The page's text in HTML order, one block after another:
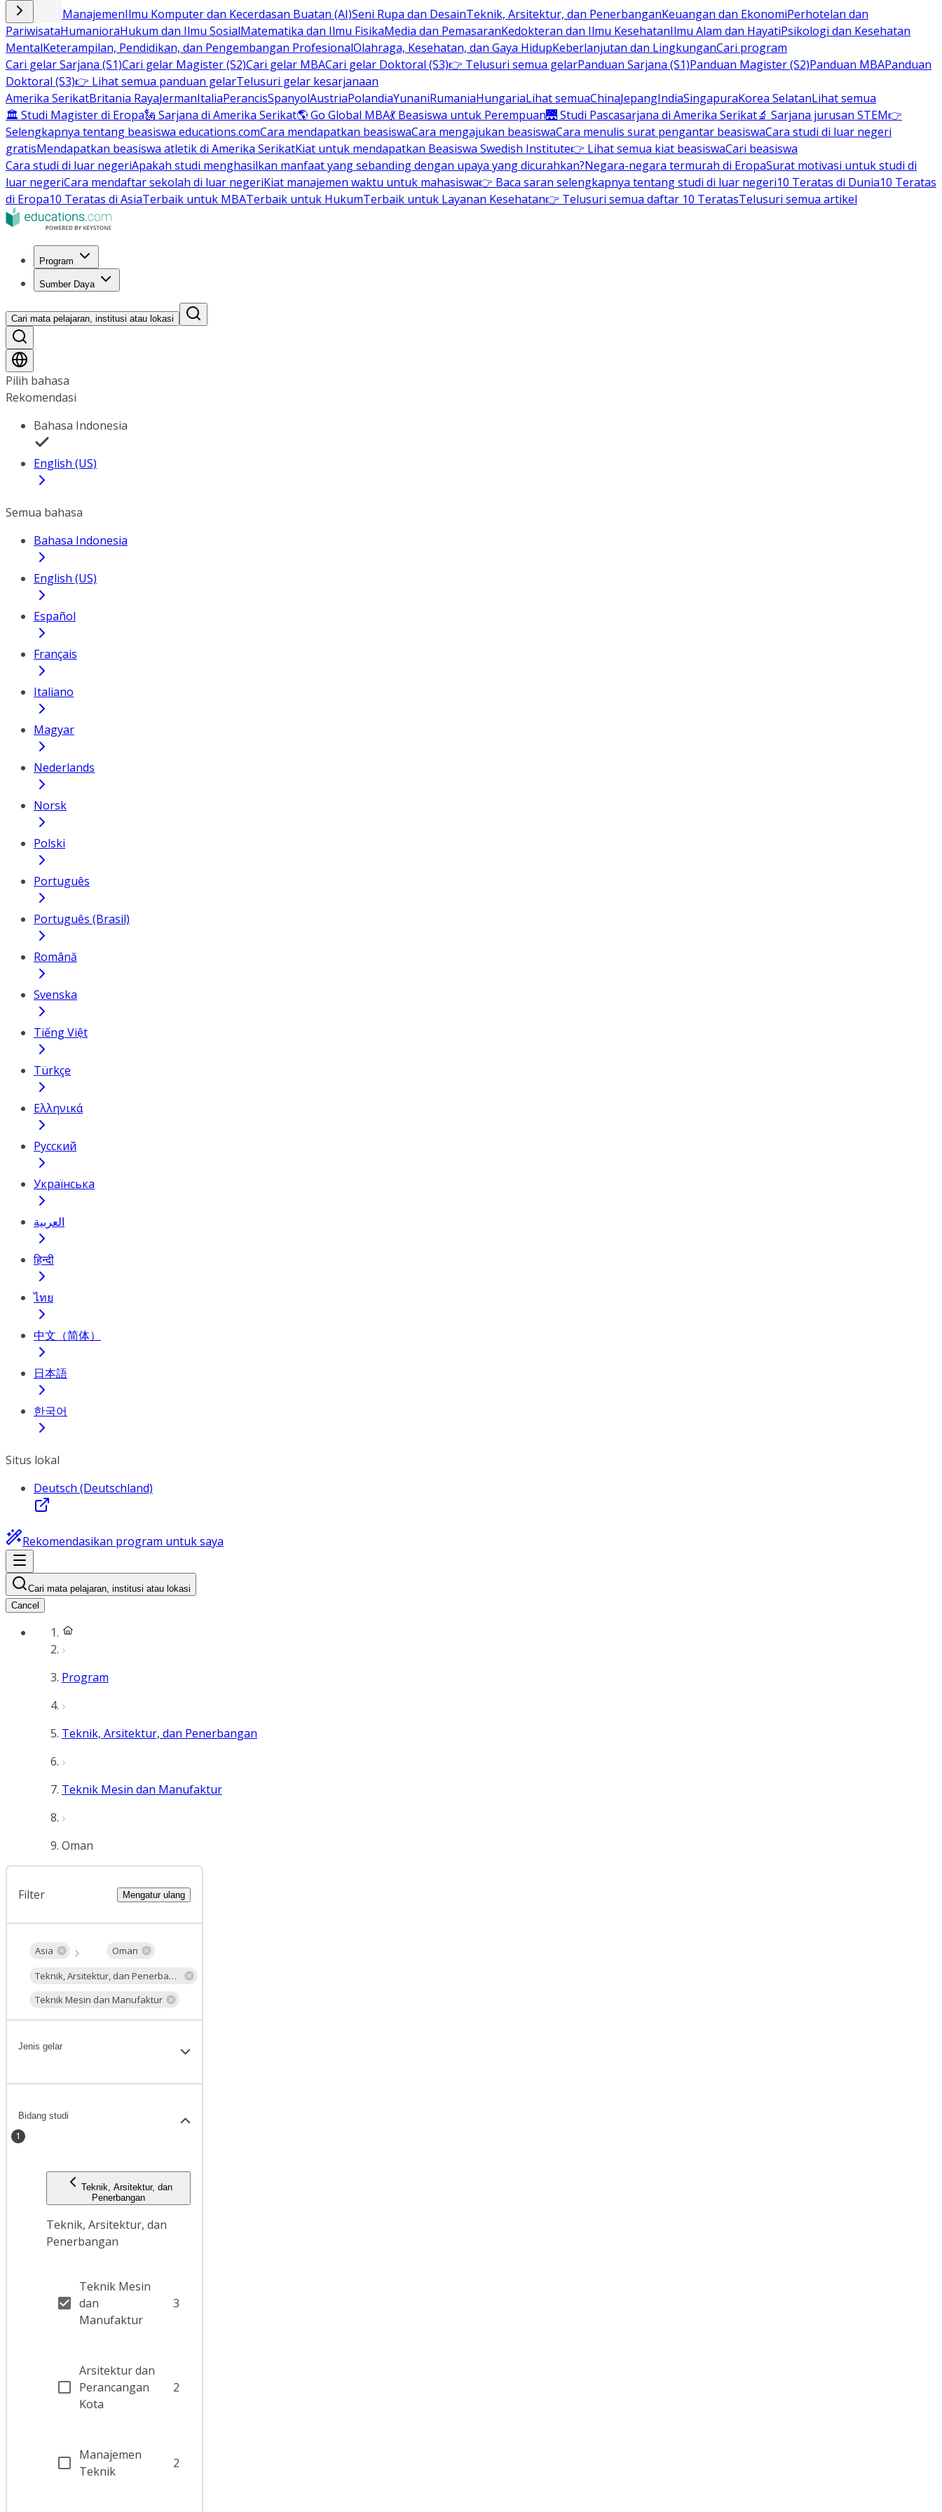
Bisnis dan ManajemenIlmu Komputer dan Kecerdasan Buatan (AI)Seni Rupa dan DesainTeknik, Arsitektur, dan PenerbanganKeuangan dan EkonomiPerhotelan dan
PariwisataHumanioraHukum dan Ilmu SosialMatematika dan Ilmu FisikaMedia dan PemasaranKedokteran dan Ilmu KesehatanIlmu Alam dan HayatiPsikologi dan Kesehatan
MentalKeterampilan, Pendidikan, dan Pengembangan ProfesionalOlahraga, Kesehatan, dan Gaya HidupKeberlanjutan dan LingkunganCari program
Cari gelar Sarjana (S1)Cari gelar Magister (S2)Cari gelar MBACari gelar Doktoral (S3)👉 Telusuri semua gelarPanduan Sarjana (S1)Panduan Magister (S2)Panduan MBAPanduan
Doktoral (S3)👉 Lihat semua panduan gelarTelusuri gelar kesarjanaan
Amerika SerikatBritania RayaJermanItaliaPerancisSpanyolAustriaPolandiaYunaniRumaniaHungariaLihat semuaChinaJepangIndiaSingapuraKorea SelatanLihat semua
🏛 Studi Magister di Eropa🗽 Sarjana di Amerika Serikat🌎 Go Global MBA💃 Beasiswa untuk Perempuan🌉 Studi Pascasarjana di Amerika Serikat🔬 Sarjana jurusan STEM👉
Selengkapnya tentang beasiswa educations.comCara mendapatkan beasiswaCara mengajukan beasiswaCara menulis surat pengantar beasiswaCara studi di luar negeri
gratisMendapatkan beasiswa atletik di Amerika SerikatKiat untuk mendapatkan Beasiswa Swedish Institute👉 Lihat semua kiat beasiswaCari beasiswa
Cara studi di luar negeriApakah studi menghasilkan manfaat yang sebanding dengan upaya yang dicurahkan?Negara-negara termurah di EropaSurat motivasi untuk studi di
luar negeriCara mendaftar sekolah di luar negeriKiat manajemen waktu untuk mahasiswa👉 Baca saran selengkapnya tentang studi di luar negeri10 Teratas di Dunia10 Teratas
di Eropa10 Teratas di AsiaTerbaik untuk MBATerbaik untuk HukumTerbaik untuk Layanan Kesehatan👉 Telusuri semua daftar 10 TeratasTelusuri semua artikel
Program
Sumber Daya
Cari mata pelajaran, institusi atau lokasi
Pilih bahasa
Rekomendasi
Bahasa Indonesia
English (US)
Semua bahasa
Bahasa Indonesia
English (US)
Español
Français
Italiano
Magyar
Nederlands
Norsk
Polski
Português
Português (Brasil)
Română
Svenska
Tiếng Việt
Türkçe
Ελληνικά
Русский
Українська
العربية
हिन्दी
ไทย
中文（简体）
日本語
한국어
Situs lokal
Deutsch (Deutschland)
Rekomendasikan program untuk saya
Cari mata pelajaran, institusi atau lokasi
Cancel
Program
Teknik, Arsitektur, dan Penerbangan
Teknik Mesin dan Manufaktur
Oman
Filter Mengatur ulang
Asia
Oman
Teknik, Arsitektur, dan Penerbangan
Teknik Mesin dan Manufaktur
Jenis gelar
Bidang studi
1
Teknik, Arsitektur, dan
Penerbangan
Teknik, Arsitektur, dan
Penerbangan
Teknik Mesin
dan
Manufaktur
3
Arsitektur dan
Perancangan
Kota
2
Manajemen
Teknik
2